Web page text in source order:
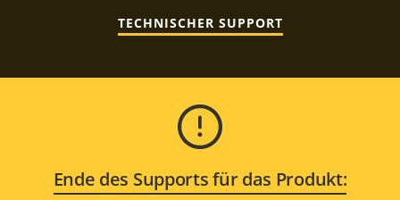
TECHNISCHER SUPPORT
Ende des Supports für das Produkt: